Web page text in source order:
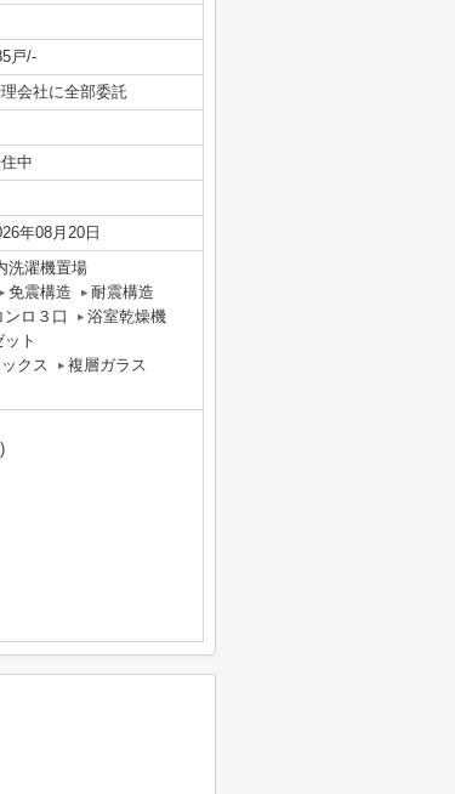
戸/-
会社に全部委託
中
年08月20日
洗濯機置場
免震構造
耐震構造
ンロ３口
浴室乾燥機
ト
クス
複層ガラス